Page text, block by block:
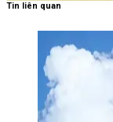
Tin liên quan